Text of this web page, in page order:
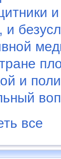
и
и
и
все